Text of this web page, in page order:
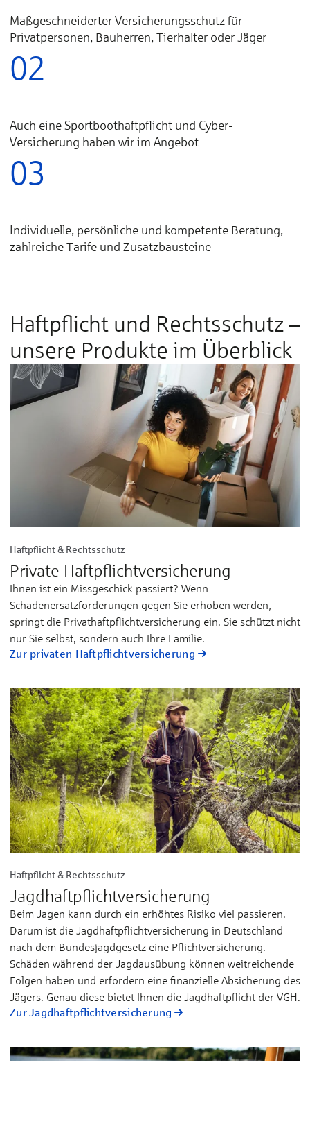
Maßgeschneiderter Versicherungsschutz für
Privatpersonen, Bauherren, Tierhalter oder Jäger
02
Auch eine Sportboothaftpflicht und Cyber-
Versicherung haben wir im Angebot
03
Individuelle, persönliche und kompetente Beratung,
zahlreiche Tarife und Zusatzbausteine
Haftpflicht und Rechtsschutz –
unsere Produkte im Überblick
Haftpflicht & Rechtsschutz
Private Haftpflicht­versicherung
Ihnen ist ein Missgeschick passiert? Wenn
Schadenersatzforderungen gegen Sie erhoben werden,
springt die Privathaftpflichtversicherung ein. Sie schützt nicht
nur Sie selbst, sondern auch Ihre Familie.
Zur privaten Haftpflichtversicherung
Haftpflicht & Rechtsschutz
Jagdhaftpflicht­versicherung
Beim Jagen kann durch ein erhöhtes Risiko viel passieren.
Darum ist die Jagdhaftpflichtversicherung in Deutschland
nach dem Bundesjagdgesetz eine Pflichtversicherung.
Schäden während der Jagdausübung können weitreichende
Folgen haben und erfordern eine finanzielle Absicherung des
Jägers. Genau diese bietet Ihnen die Jagdhaftpflicht der VGH.
Zur Jagdhaftpflicht­versicherung